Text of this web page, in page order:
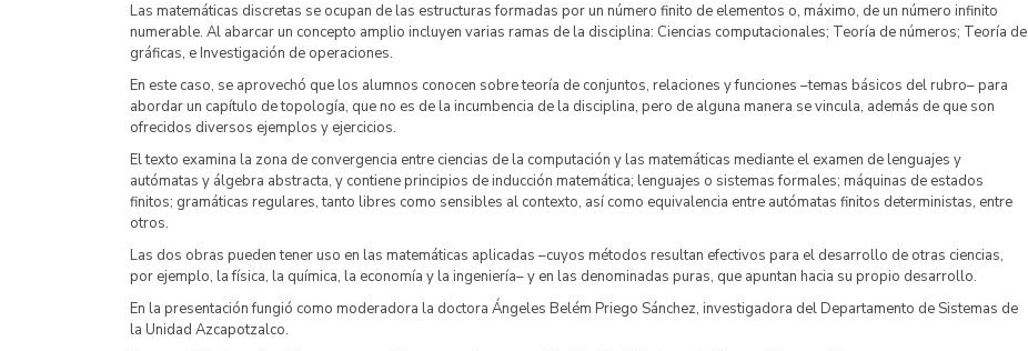
Las matemáticas discretas se ocupan de las estructuras formadas por un número finito de elementos o, máximo, de un número infinito
numerable. Al abarcar un concepto amplio incluyen varias ramas de la disciplina: Ciencias computacionales; Teoría de números; Teoría de
gráficas, e Investigación de operaciones.
En este caso, se aprovechó que los alumnos conocen sobre teoría de conjuntos, relaciones y funciones –temas básicos del rubro– para
abordar un capítulo de topología, que no es de la incumbencia de la disciplina, pero de alguna manera se vincula, además de que son
ofrecidos diversos ejemplos y ejercicios.
El texto examina la zona de convergencia entre ciencias de la computación y las matemáticas mediante el examen de lenguajes y
autómatas y álgebra abstracta, y contiene principios de inducción matemática; lenguajes o sistemas formales; máquinas de estados
finitos; gramáticas regulares, tanto libres como sensibles al contexto, así como equivalencia entre autómatas finitos deterministas, entre
otros.
Las dos obras pueden tener uso en las matemáticas aplicadas –cuyos métodos resultan efectivos para el desarrollo de otras ciencias,
por ejemplo, la física, la química, la economía y la ingeniería– y en las denominadas puras, que apuntan hacia su propio desarrollo.
En la presentación fungió como moderadora la doctora Ángeles Belém Priego Sánchez, investigadora del Departamento de Sistemas de
la Unidad Azcapotzalco.